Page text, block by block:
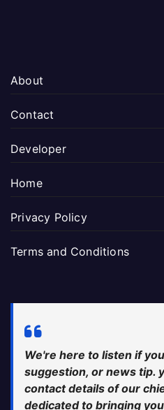
About
Contact
Developer
Home
Privacy Policy
Terms and Conditions
We're here to listen if
suggestion, or news tip.
contact details of our
dedicated to bringing